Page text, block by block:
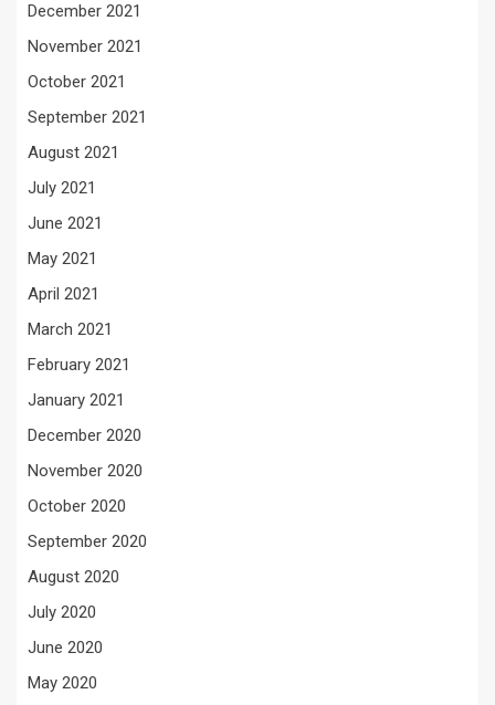
December 2021
November 2021
October 2021
September 2021
August 2021
July 2021
June 2021
May 2021
April 2021
March 2021
February 2021
January 2021
December 2020
November 2020
October 2020
September 2020
August 2020
July 2020
June 2020
May 2020